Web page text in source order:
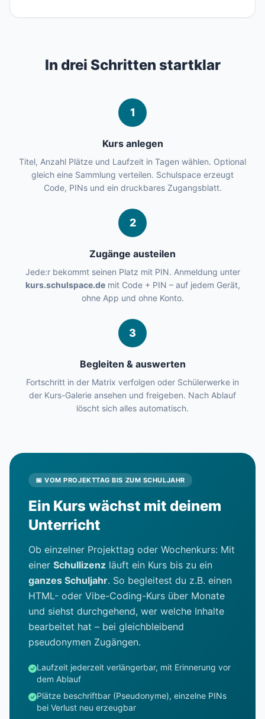
In drei Schritten startklar
1
Kurs anlegen
Titel, Anzahl Plätze und Laufzeit in Tagen wählen. Optional
gleich eine Sammlung verteilen. Schulspace erzeugt
Code, PINs und ein druckbares Zugangsblatt.
2
Zugänge austeilen
Jede:r bekommt seinen Platz mit PIN. Anmeldung unter
kurs.schulspace.demit Code + PIN – auf jedem Gerät,
ohne App und ohne Konto.
3
Begleiten & auswerten
Fortschritt in der Matrix verfolgen oder Schülerwerke in
der Kurs-Galerie ansehen und freigeben. Nach Ablauf
löscht sich alles automatisch.
📅 VOM PROJEKTTAG BIS ZUM SCHULJAHR
Ein Kurs wächst mit deinem
Unterricht
Ob einzelner Projekttag oder Wochenkurs: Mit
einer Schullizenz läuft ein Kurs bis zu ein
ganzes Schuljahr. So begleitest du z.B. einen
HTML- oder Vibe-Coding-Kurs über Monate
und siehst durchgehend, wer welche Inhalte
bearbeitet hat – bei gleichbleibend
pseudonymen Zugängen.
Laufzeit jederzeit verlängerbar, mit Erinnerung vor
dem Ablauf
Plätze beschriftbar (Pseudonyme), einzelne PINs
bei Verlust neu erzeugbar